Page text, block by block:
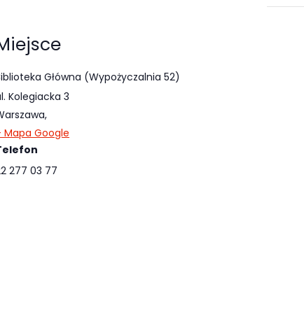
Główna (Wypożyczalnia 52)
Kolegiacka 3
,
Mapa Google
277 03 77